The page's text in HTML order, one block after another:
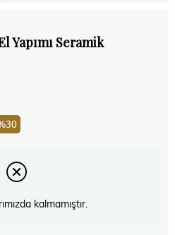
Yapımı Seramik
30
kalmamıştır.